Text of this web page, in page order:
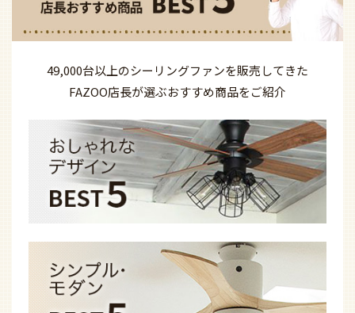
49,000台以上のシーリングファンを販売してきた
FAZOO店長が選ぶおすすめ商品をご紹介